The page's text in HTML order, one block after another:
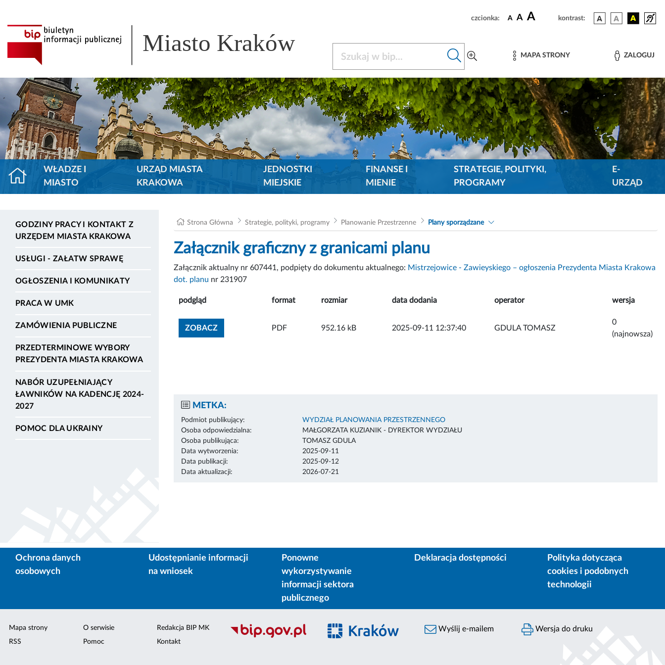
czcionka: A A A kontrast:
Miasto Kraków MAPA STRONY ZALOGUJ
WŁADZE I
MIASTO
URZĄD MIASTA
KRAKOWA
JEDNOSTKI
MIEJSKIE
FINANSE I
MIENIE
STRATEGIE, POLITYKI,
PROGRAMY
E-
URZĄD
GODZINY PRACY I KONTAKT Z
URZĘDEM MIASTA KRAKOWA
USŁUGI - ZAŁATW SPRAWĘ
OGŁOSZENIA I KOMUNIKATY
PRACA W UMK
ZAMÓWIENIA PUBLICZNE
PRZEDTERMINOWE WYBORY
PREZYDENTA MIASTA KRAKOWA
NABÓR UZUPEŁNIAJĄCY
ŁAWNIKÓW NA KADENCJĘ 2024-
2027
POMOC DLA UKRAINY
Strona Główna Strategie, polityki, programy Planowanie Przestrzenne Plany sporządzane
Załącznik graficzny z granicami planu
Załącznik aktualny nr 607441, podpięty do dokumentu aktualnego: Mistrzejowice - Zawieyskiego – ogłoszenia Prezydenta Miasta Krakowa
dot. planu nr 231907
podgląd format rozmiar data dodania operator wersja
ZOBACZZOBACZ ZAŁĄCZNIK
PDF 952.16 kB 2025-09-11 12:37:40 GDULA TOMASZ
0
(najnowsza)
METKA:
Podmiot publikujący:
WYDZIAŁ PLANOWANIA PRZESTRZENNEGO
Osoba odpowiedzialna:
MAŁGORZATA KUZIANIK - DYREKTOR WYDZIAŁU
Osoba publikująca:
TOMASZ GDULA
Data wytworzenia:
2025-09-11
Data publikacji:
2025-09-12
Data aktualizacji:
2026-07-21
Ochrona danych
osobowych
Udostępnianie informacji
na wniosek
Ponowne
wykorzystywanie
informacji sektora
publicznego
Deklaracja dostępności
Polityka dotycząca
cookies i podobnych
technologii
Mapa strony
RSS
O serwisie
Pomoc
Redakcja BIP MK
Kontakt
Wyślij e-mailem Wersja do druku